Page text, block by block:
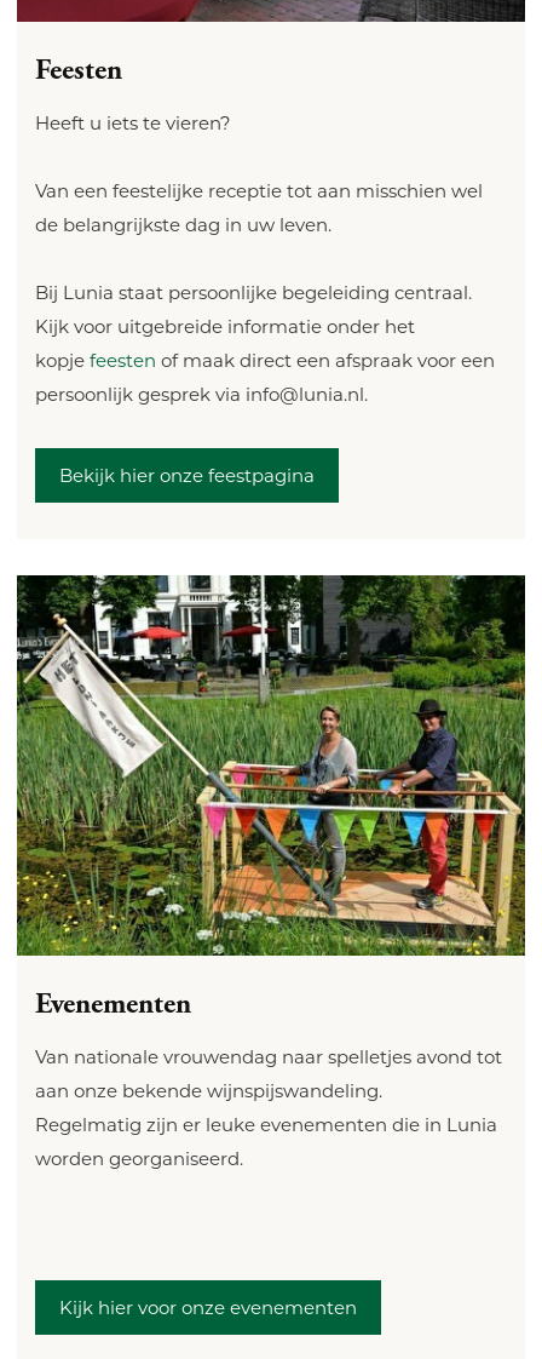
Feesten
Heeft u iets te vieren?
Van een feestelijke receptie tot aan misschien wel
de belangrijkste dag in uw leven.
Bij Lunia staat persoonlijke begeleiding centraal.
Kijk voor uitgebreide informatie onder het
kopjefeesten of maak direct een afspraak voor een
persoonlijk gesprek via info@lunia.nl.
Bekijk hier onze feestpagina
Evenementen
Van nationale vrouwendag naar spelletjes avond tot
aan onze bekende wijnspijswandeling.
Regelmatig zijn er leuke evenementen die in Lunia
worden georganiseerd.
Kijk hier voor onze evenementen